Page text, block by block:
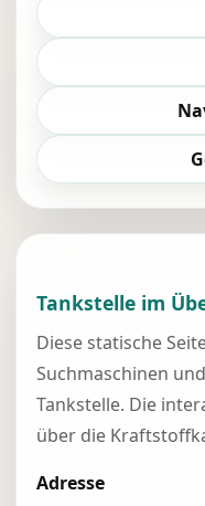
Tankstelle im
Diese statische
Suchmaschinen
Tankstelle. Die
über die
Adresse